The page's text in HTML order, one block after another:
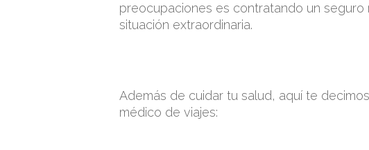
preocupaciones es contratando un
situación extraordinaria.
Además de cuidar tu salud, aquí te
médico de viajes: